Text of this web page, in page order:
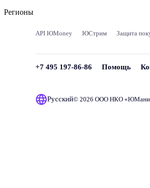
Регионы
API ЮMoney ЮСтрим Защита
+7 495 197-86-86 Помощь
Русский© 2026 ООО НКО «ЮМани